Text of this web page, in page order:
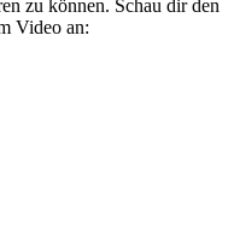
zu können. Schau dir den
Video an: